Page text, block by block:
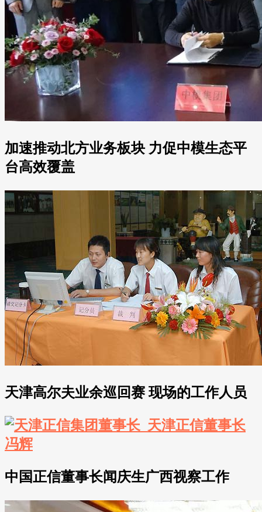
加速推动北方业务板块 力促中模生态平
台高效覆盖
天津高尔夫业余巡回赛 现场的工作人员
中国正信董事长闻庆生广西视察工作